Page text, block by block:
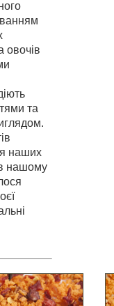
овочів
та
наших
нашому